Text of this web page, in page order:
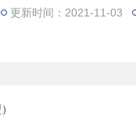
更新时间：2021-11-03